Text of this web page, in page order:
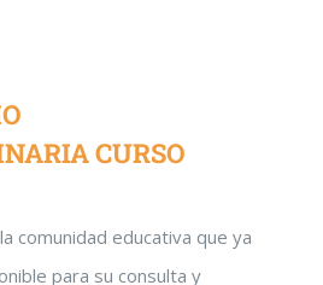
CURSO
comunidad educativa que ya
para su consulta y